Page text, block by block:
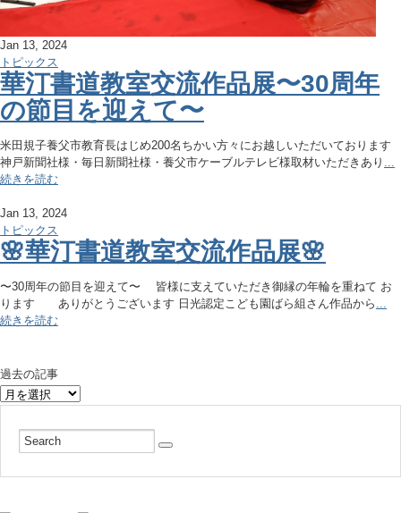
Jan 13, 2024
トピックス
華汀書道教室交流作品展〜30周年
の節目を迎えて〜
米田規子養父市教育長はじめ200名ちかい方々にお越しいただいております
神戸新聞社様・毎日新聞社様・養父市ケーブルテレビ様取材いただきあり
続きを読む
Jan 13, 2024
トピックス
🌸華汀書道教室交流作品展🌸
〜30周年の節目を迎えて〜 皆様に支えていただき御縁の年輪を重ねて お
ります ありがとうございます 日光認定こども園ばら組さん作品から
続きを読む
過去の記事
過
事